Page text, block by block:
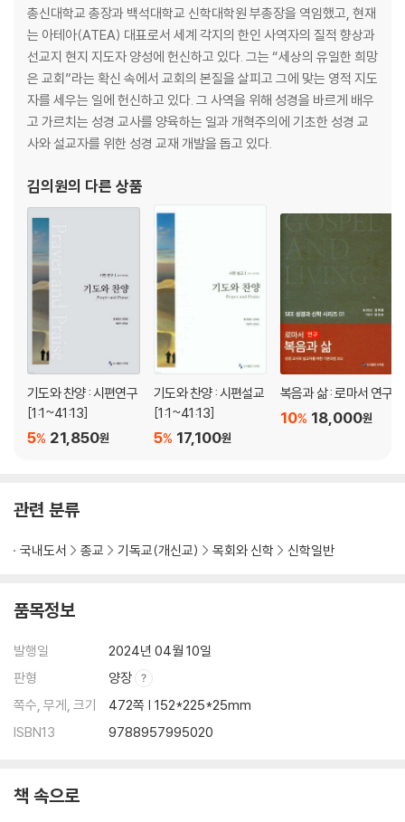
제2절. 종주와 봉신으로서의 창조주와 인간·································68
제3절. 창조 언약의 내용 ································71
1. 창조 언약의 일반 규정 71
2. 창조 언약의 특수 규정 77
1. 처음 세워진 할례 205
2. 구약과 할례 2083. 신약과 할례 210
4. 할례와 세례의 관계 213
제6장모세언약1:율법약속 ·································217
제1절. 모세 언약의 배경 ·································219
1. 아브라함 언약과 모세 언약 219
2. 모세 언약의 핵심은 율법인가 언약인가? 220
제2절. 모세 언약의 내용 ································· 227
1. 모세 언약과 이스라엘의 소명 228
2. 모세 언약의 핵심인 율법과 장막 231
3. 언약 체결 예식 235
제3절. 계시 역사와 율법 약속································· 237
1. 십계명과 언약서 237
2. 율법의 기능과 하나님의 뜻 241
3. 계시 발전과 율법 약속 247
2. 창조 기사와 장막 기사의 병행 270
제2절. 장막의 의미와 건설 지침································· 271
1. 장막에 대한 여러 단어 271
2. 장막 설계와 건축 272
3. 장막 구조와 의미 276
2. 아브라함 언약 시대 285
총신대학교 총장과 백석대학교 신학대학원 부총장을 역임했고, 현재
는 아테아(ATEA) 대표로서 세계 각지의 한인 사역자의 질적 향상과
선교지 현지 지도자 양성에 헌신하고 있다. 그는 “세상의 유일한 희망
은 교회”라는 확신 속에서 교회의 본질을 살피고 그에 맞는 영적 지도
자를 세우는 일에 헌신하고 있다. 그 사역을 위해 성경을 바르게 배우
고 가르치는 성경 교사를 양육하는 일과 개혁주의에 기초한 성경 교
사와 설교자를 위한 성경 교재 개발을 돕고 있다.
김의원의 다른 상품
기도와 찬양 : 시편연구
[1:1~41:13]
21,850원
5%
기도와 찬양 : 시편설교
[1:1~41:13]
17,100원
5%
복음과 삶 : 로마서 연구
18,000원
10%
관련 분류
국내도서 종교 기독교(개신교) 목회와 신학 신학일반
품목정보
발행일
2024년 04월 10일
판형
양장
쪽수, 무게, 크기
472쪽 | 152*225*25mm
ISBN13
9788957995020
책 속으로